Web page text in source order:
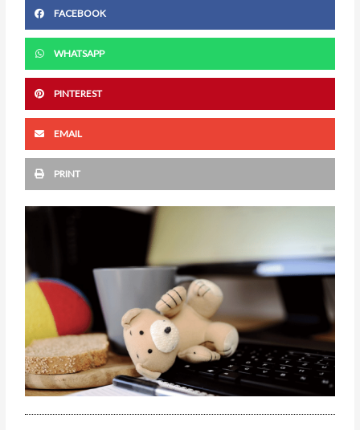
FACEBOOK
WHATSAPP
PINTEREST
EMAIL
PRINT